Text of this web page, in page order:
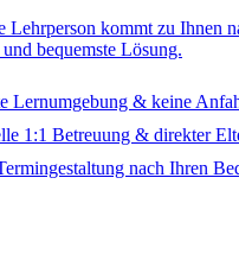
Lehrperson kommt zu Ihnen
bequemste Lösung.
Lernumgebung & keine
1:1 Betreuung & direkter
nach Ihren